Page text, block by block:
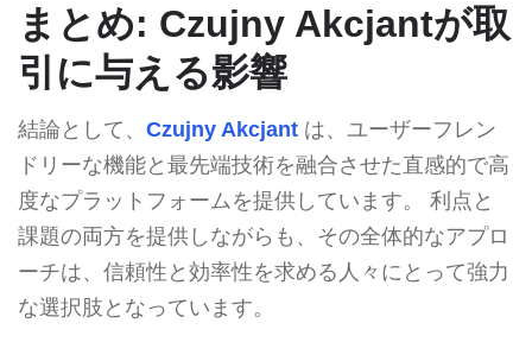
まとめ: Czujny Akcjantが取
引に与える影響
結論として、 Czujny Akcjant は、ユーザーフレン
ドリーな機能と最先端技術を融合させた直感的で高
度なプラットフォームを提供しています。 利点と
課題の両方を提供しながらも、その全体的なアプロ
ーチは、信頼性と効率性を求める人々にとって強力
な選択肢となっています。